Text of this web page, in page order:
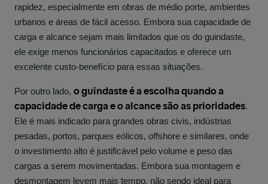
rapidez, especialmente em obras de médio porte, ambientes
urbanos e áreas de fácil acesso. Embora sua capacidade de
carga e alcance sejam mais limitados que os do guindaste,
ele exige menos funcionários capacitados e oferece um
excelente custo-benefício para essas situações.
Por outro lado, o guindaste é a escolha quando a
capacidade de carga e o alcance são as prioridades.
Ele é mais indicado para grandes obras civis, indústrias
pesadas, portos, parques eólicos, offshore e similares, onde
o investimento alto é justificável pelo volume e peso das
cargas a serem movimentadas. Embora sua montagem e
desmontagem levem mais tempo, não sendo ideal para